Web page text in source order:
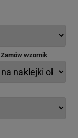
Zamów wzornik